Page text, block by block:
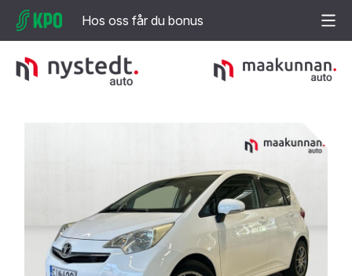
Hos oss får du bonus